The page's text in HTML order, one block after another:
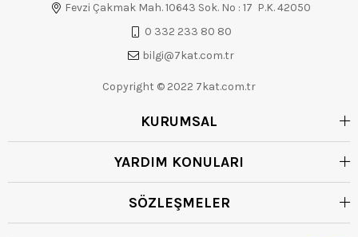
Fevzi Çakmak Mah. 10643 Sok. No : 17 P.K. 42050
0 332 233 80 80
bilgi@7kat.com.tr
Copyright © 2022 7kat.com.tr
KURUMSAL
YARDIM KONULARI
SÖZLEŞMELER